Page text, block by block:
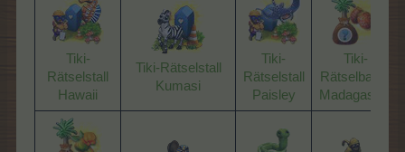
Tiki-
Rätselstall
Hawaii
Tiki-Rätselstall
Kumasi
Tiki-
Rätselstall
Paisley
Tiki-
Rätselbaum
Madagaskar